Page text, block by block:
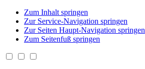
Zum Inhalt springen
Zur Service-Navigation springen
Zur Seiten Haupt-Navigation springen
Zum Seitenfuß springen